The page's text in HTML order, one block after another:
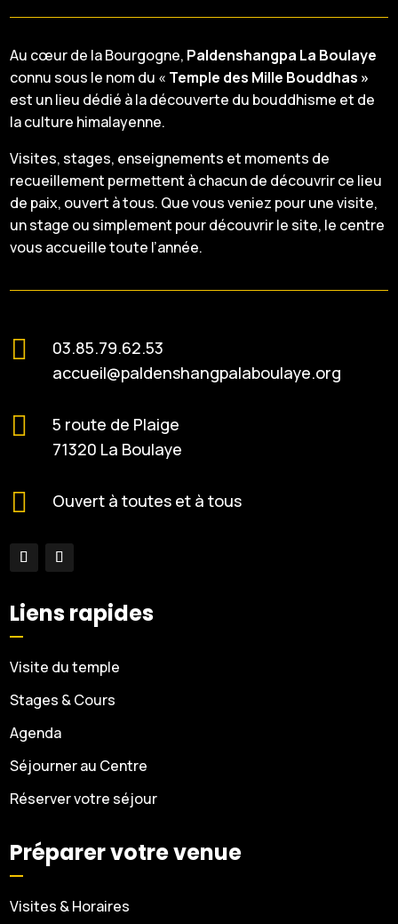
Au cœur de la Bourgogne, Paldenshangpa La Boulaye
connu sous le nom du « Temple des Mille Bouddhas »
est un lieu dédié à la découverte du bouddhisme et de
la culture himalayenne.
Visites, stages, enseignements et moments de
recueillement permettent à chacun de découvrir ce lieu
de paix, ouvert à tous. Que vous veniez pour une visite,
un stage ou simplement pour découvrir le site, le centre
vous accueille toute l’année.

03.85.79.62.53
accueil@paldenshangpalaboulaye.org

5 route de Plaige
71320 La Boulaye
 Ouvert à toutes et à tous
Liens rapides
Visite du temple
Stages & Cours
Agenda
Séjourner au Centre
Réserver votre séjour
Préparer votre venue
Visites & Horaires